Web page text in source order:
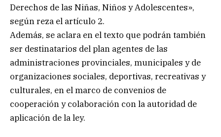
Derechos de las Niñas, Niños y Adolescentes»,
según reza el artículo 2.
Además, se aclara en el texto que podrán también
ser destinatarios del plan agentes de las
administraciones provinciales, municipales y de
organizaciones sociales, deportivas, recreativas y
culturales, en el marco de convenios de
cooperación y colaboración con la autoridad de
aplicación de la ley.